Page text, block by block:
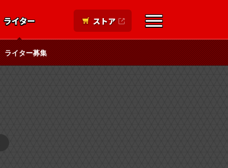
ライター ストア
ライター募集